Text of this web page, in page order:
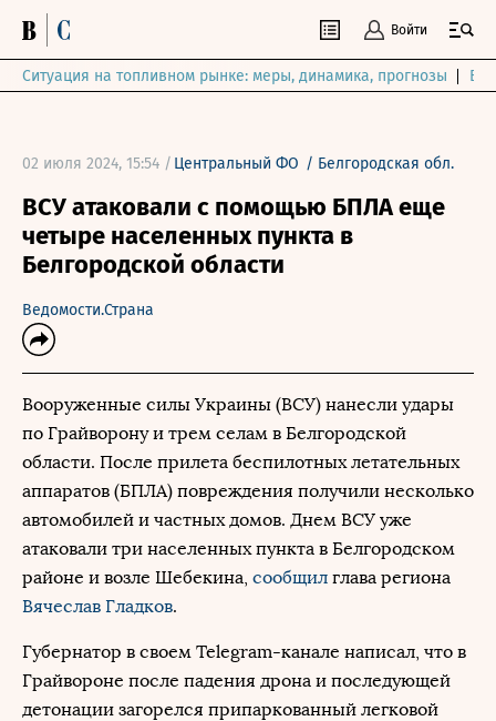
Войти
Ситуация на топливном рынке: меры, динамика, прогнозы
02 июля 2024, 15:54 / Центральный ФО / Белгородская обл.
ВСУ атаковали с помощью БПЛА еще
четыре населенных пункта в
Белгородской области
Ведомости.Страна
Вооруженные силы Украины (ВСУ) нанесли удары
по Грайворону и трем селам в Белгородской
области. После прилета беспилотных летательных
аппаратов (БПЛА) повреждения получили несколько
автомобилей и частных домов. Днем ВСУ уже
атаковали три населенных пункта в Белгородском
районе и возле Шебекина, сообщил глава региона
Вячеслав Гладков.
Губернатор в своем Telegram-канале написал, что в
Грайвороне после падения дрона и последующей
детонации загорелся припаркованный легковой